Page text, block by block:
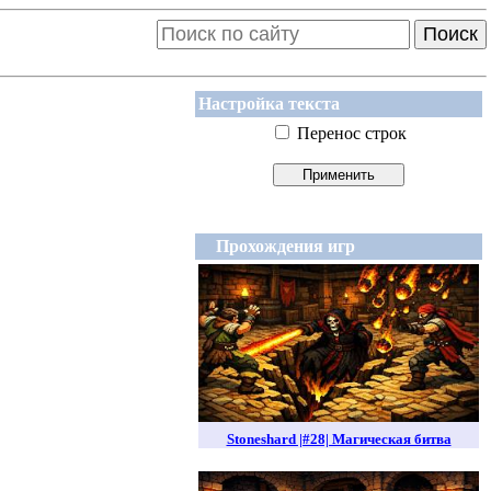
Поиск
Настройка текста
Перенос строк
Прохождения игр
Stoneshard |#28| Магическая битва